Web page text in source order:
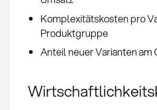
Komplexitätskosten pro
Produktgruppe
Anteil neuer Varianten